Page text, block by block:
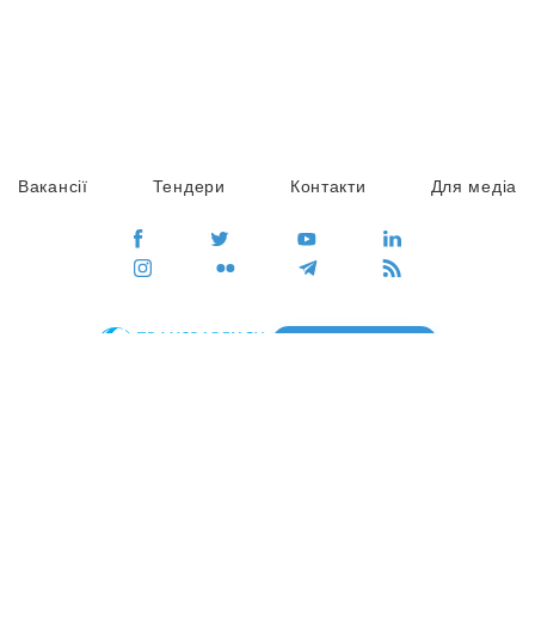
Вакансії Тендери Контакти Для медіа